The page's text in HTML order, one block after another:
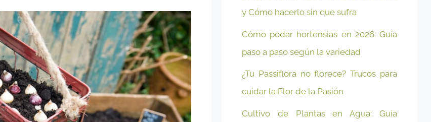
y Cómo hacerlo sin que sufra
Cómo podar hortensias en 2026: Guía
paso a paso según la variedad
¿Tu Passiflora no florece? Trucos para
cuidar la Flor de la Pasión
Cultivo de Plantas en Agua: Guía